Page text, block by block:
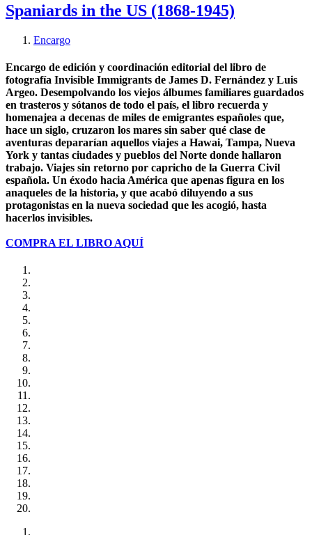
Spaniards in the US (1868-1945)
Encargo
Encargo de edición y coordinación editorial del libro de
fotografía Invisible Immigrants de James D. Fernández y Luis
Argeo. Desempolvando los viejos álbumes familiares guardados
en trasteros y sótanos de todo el país, el libro recuerda y
homenajea a decenas de miles de emigrantes españoles que,
hace un siglo, cruzaron los mares sin saber qué clase de
aventuras depararían aquellos viajes a Hawai, Tampa, Nueva
York y tantas ciudades y pueblos del Norte donde hallaron
trabajo. Viajes sin retorno por capricho de la Guerra Civil
española. Un éxodo hacia América que apenas figura en los
anaqueles de la historia, y que acabó diluyendo a sus
protagonistas en la nueva sociedad que les acogió, hasta
hacerlos invisibles.
COMPRA EL LIBRO AQUÍ